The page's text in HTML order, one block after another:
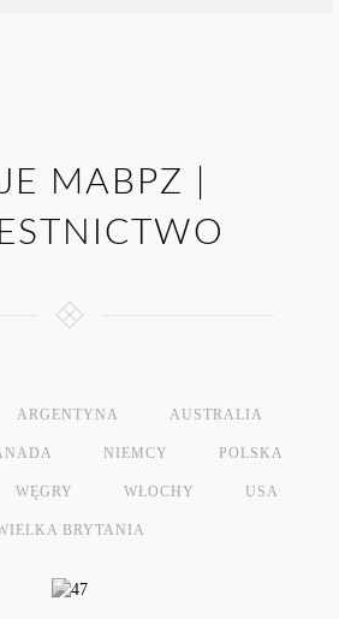
MABPZ |
ARGENTYNA AUSTRALIA
NIEMCY POLSKA
WĘGRY WŁOCHY USA
BRYTANIA